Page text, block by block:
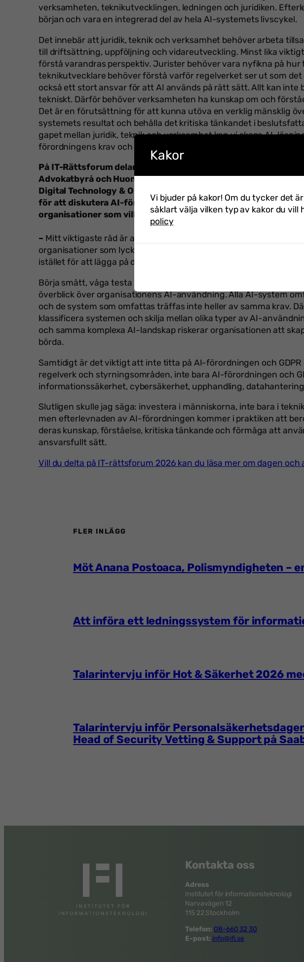
verksamheten, teknikutvecklingen, ledningen och juridiken.
början och vara en integrerad del av hela AI-systemets livscykel.
Det innebär att juridik, teknik och verksamhet behöver arbeta
till driftsättning, uppföljning och vidareutveckling. Minst lika
förstå varandras perspektiv. Jurister behöver vara nyfikna på
teknikutvecklare behöver förstå varför regelverket ser ut som det
också ett stort ansvar för att AI används på rätt sätt. Allt kan inte
tekniskt. Därför behöver verksamheten ha kunskap om och
Det är en förutsättning för att kunna utöva en verklig mänsklig
systemets resultat och behålla det kritiska tänkandet i
gapet mellan juridik, teknik och verksamhet kan vi skapa AI-
förordningens krav och ger utrymme för ansvarsfull innovation.
På IT-Rättsforum delar du scen med Jennie Nilsson, advokat
Advokatbyrå och Huong Bergström, Head of Data Privacy på
Digital Technology & Operations och Sandra Beyer, Head of
för att diskutera AI-förordningen och GDPR i praktiken.
organisationer som vill säkerställa regelefterlevnad utan att
– Mitt viktigaste råd är att inte se regelefterlevnad och innovation
organisationer som lyckas bäst är ofta de som integrerar AI-
istället för att lägga på den som ett kontrollskikt i efterhand.
Börja smått, våga testa och bygg upp kunskap steg för steg. En
överblick över organisationens AI-användning. Alla AI-system
och de system som omfattas träffas inte heller av samma krav.
klassificera systemen och skilja mellan olika typer av AI-
och samma komplexa AI-landskap riskerar organisationen att
börda.
Samtidigt är det viktigt att inte titta på AI-förordningen och GDPR
regelverk och styrningsområden, inte bara AI-förordningen och
informationssäkerhet, cybersäkerhet, upphandling,
Slutligen skulle jag säga: investera i människorna, inte bara i
men efterlevnaden av AI-förordningen kommer i praktiken att
deras kunskap, förståelse, kritiska tänkande och förmåga att
ansvarsfullt sätt.
Vill du delta på IT-rättsforum 2026 kan du läsa mer om dagen och
FLER INLÄGG
Möt Anana Postoaca, Polismyndigheten –
Att införa ett ledningssystem för
Talarintervju inför Hot & Säkerhet 2026
Talarintervju inför
Head of Security Vetting & Support på
Kontakta oss
Adress
Institutet för informationsteknologi
Narvavägen 12
115 22 Stockholm
Telefon: 08-660 32 30
E-post: info@ifi.se
Kakor
Vi bjuder på kakor! Om du tycker det
såklart välja vilken typ av kakor du
policy